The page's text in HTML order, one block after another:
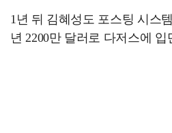
1년 뒤 김혜성도 포스팅 시스
년 2200만 달러로 다저스에 입